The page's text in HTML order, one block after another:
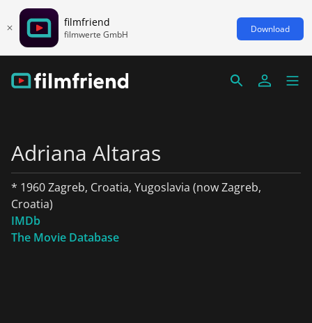
filmfriend
filmwerte GmbH Download
Adriana Altaras
* 1960 Zagreb, Croatia, Yugoslavia (now Zagreb,
Croatia)
IMDb
The Movie Database